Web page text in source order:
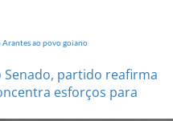
Arantes ao povo goiano
Senado, partido reafirma
esforços para